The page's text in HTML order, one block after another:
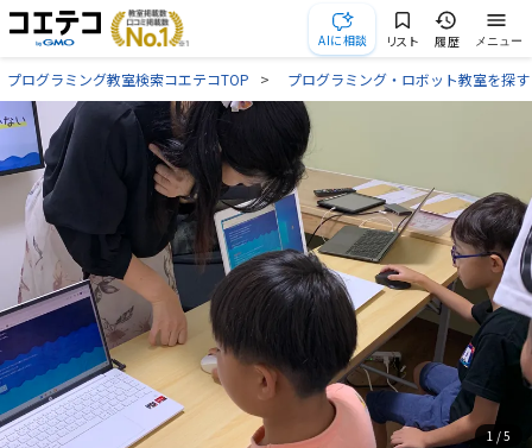
AIに相談 リスト 履歴 メニュー
プログラミング教室検索コエテコTOP プログラミング・ロボット教室を探す
1 / 5